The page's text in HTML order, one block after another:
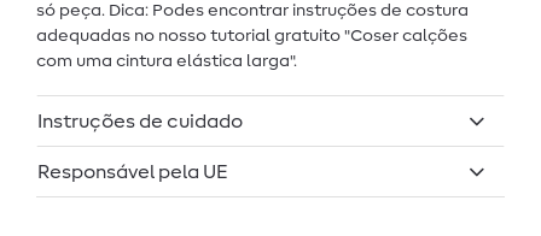
só peça. Dica: Podes encontrar instruções de costura
adequadas no nosso tutorial gratuito "Coser calções
com uma cintura elástica larga".
Instruções de cuidado
Responsável pela UE